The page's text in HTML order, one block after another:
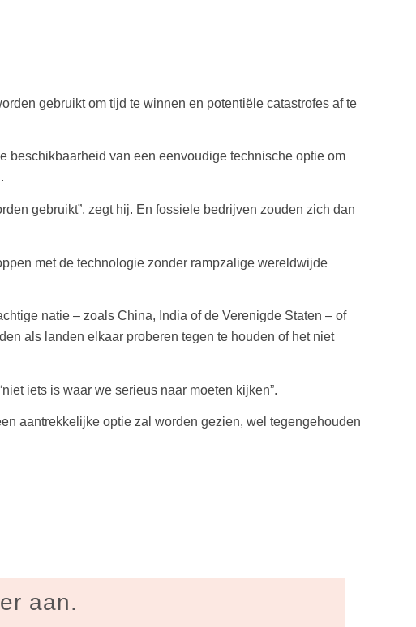
gebruikt om tijd te winnen en potentiële catastrofes af te
beschikbaarheid van een eenvoudige technische optie om
gebruikt”, zegt hij. En fossiele bedrijven zouden zich dan
met de technologie zonder rampzalige wereldwijde
natie – zoals China, India of de Verenigde Staten – of
als landen elkaar proberen tegen te houden of het niet
iets is waar we serieus naar moeten kijken”.
aantrekkelijke optie zal worden gezien, wel tegengehouden
aan.